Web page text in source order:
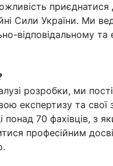
приєднатися
Сили України. Ми
відповідальному
розробки, ми
експертизу та свої
понад 70 фахівців, з
професійним